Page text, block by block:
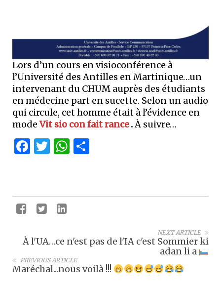
Lors d’un cours en visioconférence à
l’Université des Antilles en Martinique…un
intervenant du CHUM auprès des étudiants
en médecine part en sucette. Selon un audio
qui circule, cet homme était à l’évidence en
modeVit sio con fait rance. À suivre…
Facebook
Twitter
WhatsApp
NEXT ARTICLE
À l'UA…ce n'est pas de l'IA c'est Sommier ki
adan li a
PREVIOUS ARTICLE
Maréchal...nous voilà !!!